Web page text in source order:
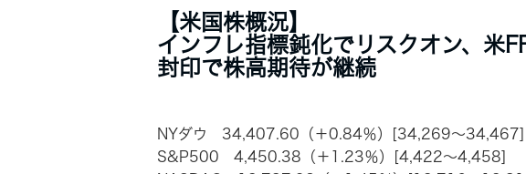
【米国株概況】
インフレ指標鈍化でリスクオン、米
封印で株高期待が継続
NYダウ 34,407.60（＋0.84％）[34,269～34,467]
S&P500 4,450.38（＋1.23％）[4,422～4,458]